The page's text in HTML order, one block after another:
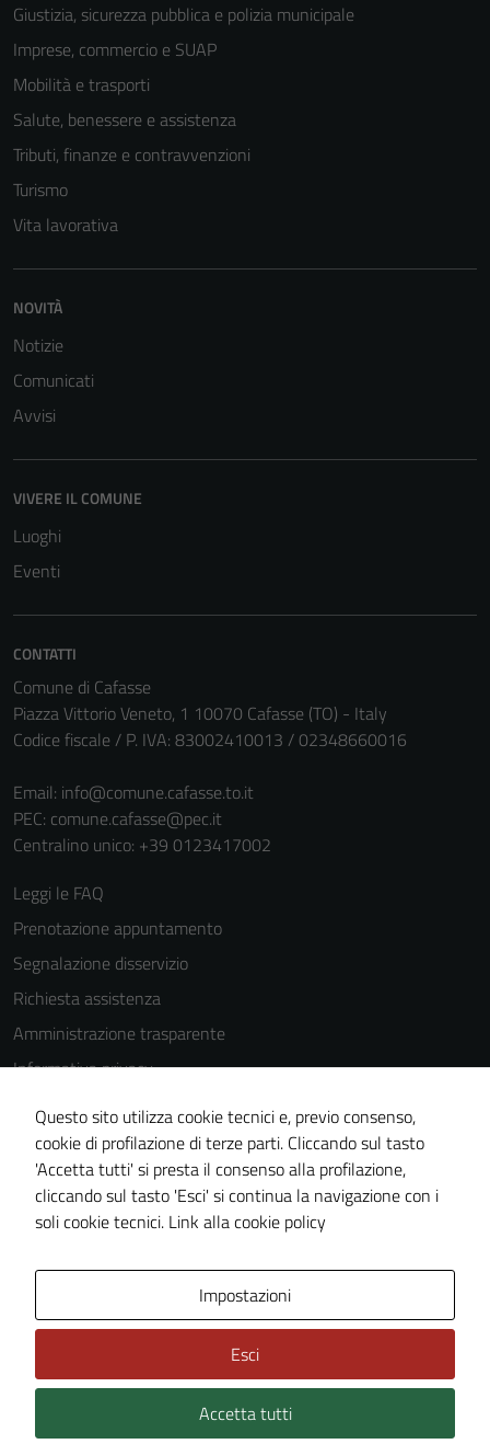
Giustizia, sicurezza pubblica e polizia municipale
Imprese, commercio e SUAP
Mobilità e trasporti
Salute, benessere e assistenza
Tributi, finanze e contravvenzioni
Turismo
Vita lavorativa
NOVITÀ
Notizie
Comunicati
Avvisi
VIVERE IL COMUNE
Luoghi
Eventi
CONTATTI
Comune di Cafasse
Piazza Vittorio Veneto, 1 10070 Cafasse (TO) - Italy
Codice fiscale / P. IVA: 83002410013 / 02348660016
Email: info@comune.cafasse.to.it
PEC: comune.cafasse@pec.it
Centralino unico: +39 0123417002
Leggi le FAQ
Prenotazione appuntamento
Segnalazione disservizio
Richiesta assistenza
Amministrazione trasparente
Informativa privacy
Cookie Policy
Note legali
Dichiarazione di accessibilità
Piano di miglioramento del sito
Technical Design s.r.l.
Questo sito utilizza cookie tecnici e, previo consenso,
cookie di profilazione di terze parti. Cliccando sul tasto
'Accetta tutti' si presta il consenso alla profilazione,
cliccando sul tasto 'Esci' si continua la navigazione con i
soli cookie tecnici. Link alla cookie policy
Impostazioni
Esci
Accetta tutti
non raccolgono